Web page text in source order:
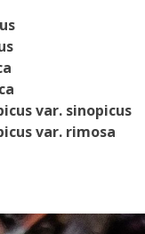
var. sinopicus
var. rimosa